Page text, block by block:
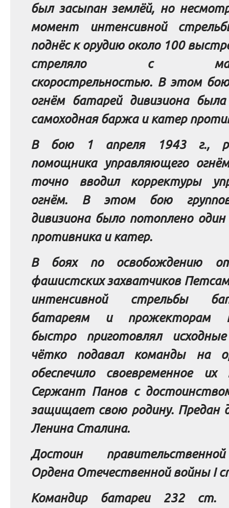
был засыпан землёй, но
момент интенсивной
поднёс к орудию около 100
стреляло с
скорострельностью. В этом
огнём батарей дивизиона
самоходная баржа и катер
В бою 1 апреля 1943 г.,
помощника управляющего
точно вводил корректуры
огнём. В этом бою
дивизиона было потоплено
противника и катер.
В боях по освобождению
фашистских захватчиков
интенсивной стрельбы
батареям и прожекторам
быстро приготовлял
чётко подавал команды на
обеспечило своевременное их
Сержант Панов с
защищает свою родину. Предан
Ленина Сталина.
Достоин
Ордена Отечественной войны I
Командир батареи 232 ст.